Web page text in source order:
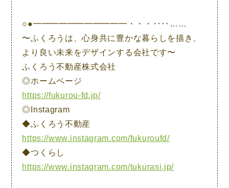
○●━━━━━━━━━━━・・・‥‥……
〜ふくろうは、心身共に豊かな暮らしを描き、
より良い未来をデザインする会社です〜
ふくろう不動産株式会社
◎ホームページ
https://fukurou-fd.jp/
◎Instagram
◆ふくろう不動産
https://www.instagram.com/fukuroufd/
◆つくらし
https://www.instagram.com/tukurasi.jp/